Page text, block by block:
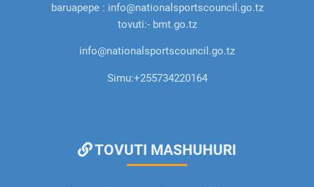
baruapepe : info@nationalsportscouncil.go.tz
tovuti:- bmt.go.tz
info@nationalsportscouncil.go.tz
Simu:+255734220164
TOVUTI MASHUHURI